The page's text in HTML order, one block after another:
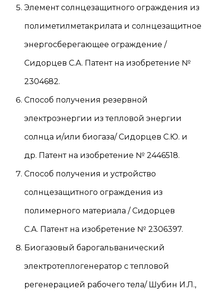
Элемент солнцезащитного ограждения из
полиметилметакрилата и солнцезащитное
энергосберегающее ограждение /
Сидорцев С.А. Патент на изобретение №
2304682.
Способ получения резервной
электроэнергии из тепловой энергии
солнца и/или биогаза/ Сидорцев С.Ю. и
др. Патент на изобретение № 2446518.
Способ получения и устройство
солнцезащитного ограждения из
полимерного материала / Сидорцев
С.А. Патент на изобретение № 2306397.
Биогазовый барогальванический
электротеплогенератор с тепловой
регенерацией рабочего тела/ Шубин И.Л.,